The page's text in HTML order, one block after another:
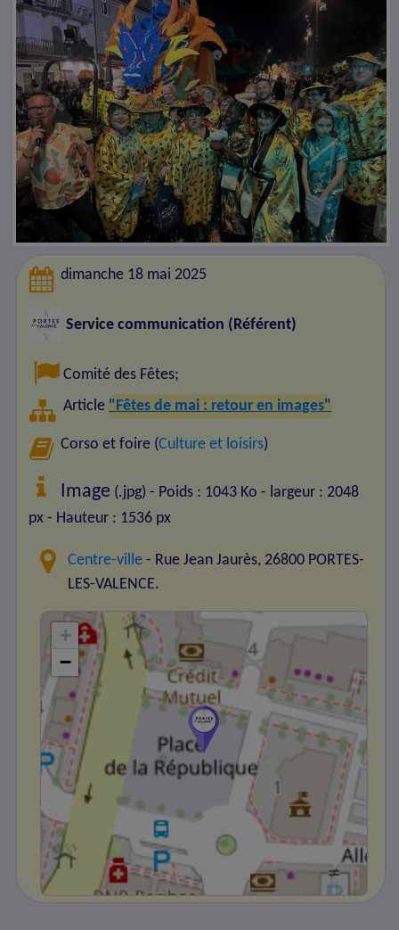
dimanche 18 mai 2025
Service communication (Référent)
Comité des Fêtes;
Article "Fêtes de mai : retour en images"
Corso et foire (Culture et loisirs)
Image (.jpg) - Poids : 1043 Ko - largeur : 2048
px - Hauteur : 1536 px
Centre-ville - Rue Jean Jaurès, 26800 PORTES-
LES-VALENCE.
+
−